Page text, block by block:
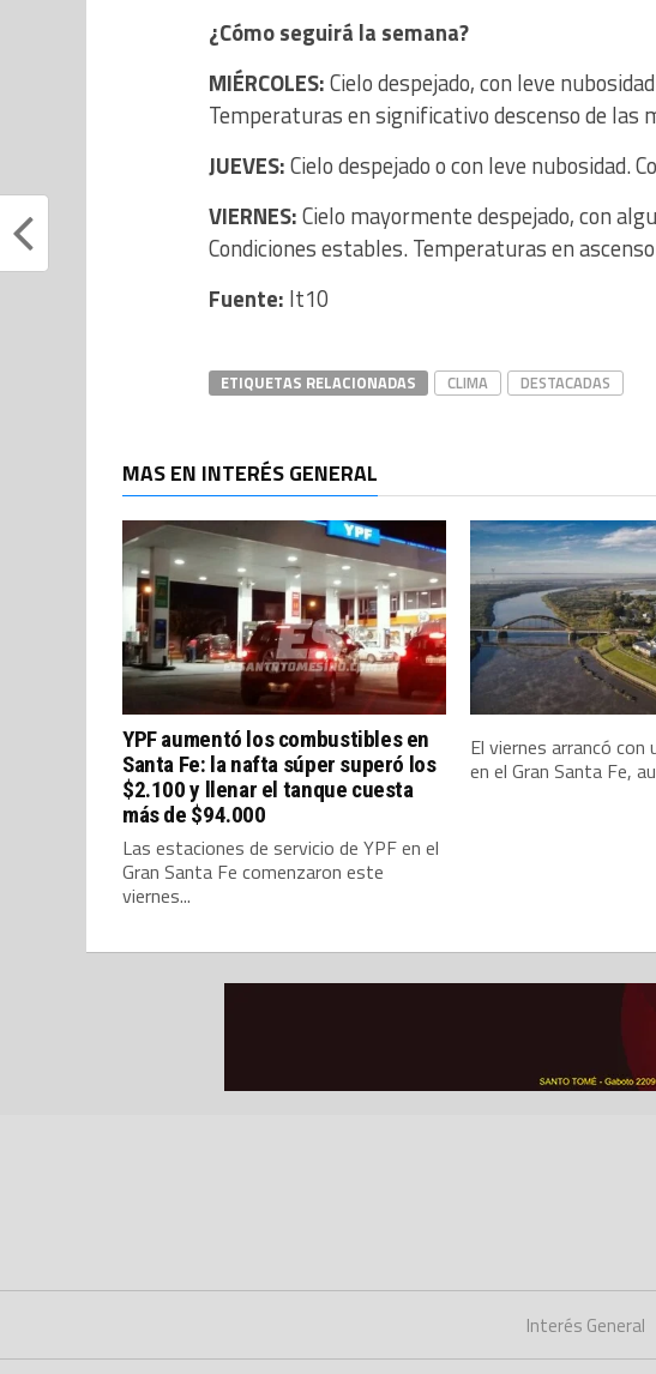
¿Cómo seguirá la semana?
MIÉRCOLES:Cielo despejado, con leve
Temperaturas en significativo descenso de las
JUEVES:Cielo despejado o con leve nubosidad.
VIERNES:Cielo mayormente despejado, con
Condiciones estables. Temperaturas en
Fuente: lt10
ETIQUETAS RELACIONADAS CLIMA DESTACADAS
MAS EN INTERÉS GENERAL
YPF aumentó los combustibles en
Santa Fe: la nafta súper superó los
$2.100 y llenar el tanque cuesta
más de $94.000
Las estaciones de servicio de YPF en el
Gran Santa Fe comenzaron este
viernes...
El viernes arrancó con
en el Gran Santa Fe,
Interés General